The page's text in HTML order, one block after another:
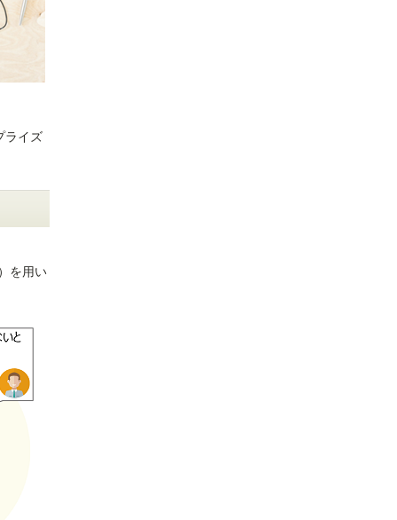
ライズ
を用い